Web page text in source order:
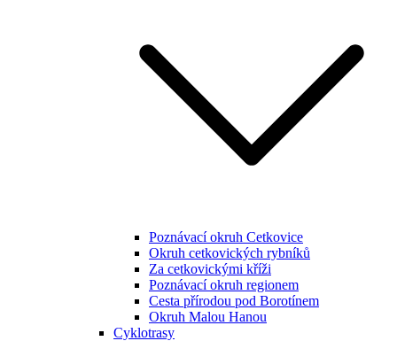
Poznávací okruh Cetkovice
Okruh cetkovických rybníků
Za cetkovickými kříži
Poznávací okruh regionem
Cesta přírodou pod Borotínem
Okruh Malou Hanou
Cyklotrasy